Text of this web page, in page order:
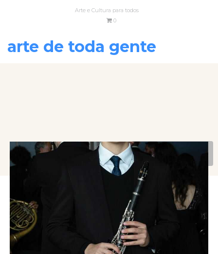
Arte e Cultura para todos
0
arte de toda gente
VOLTAR